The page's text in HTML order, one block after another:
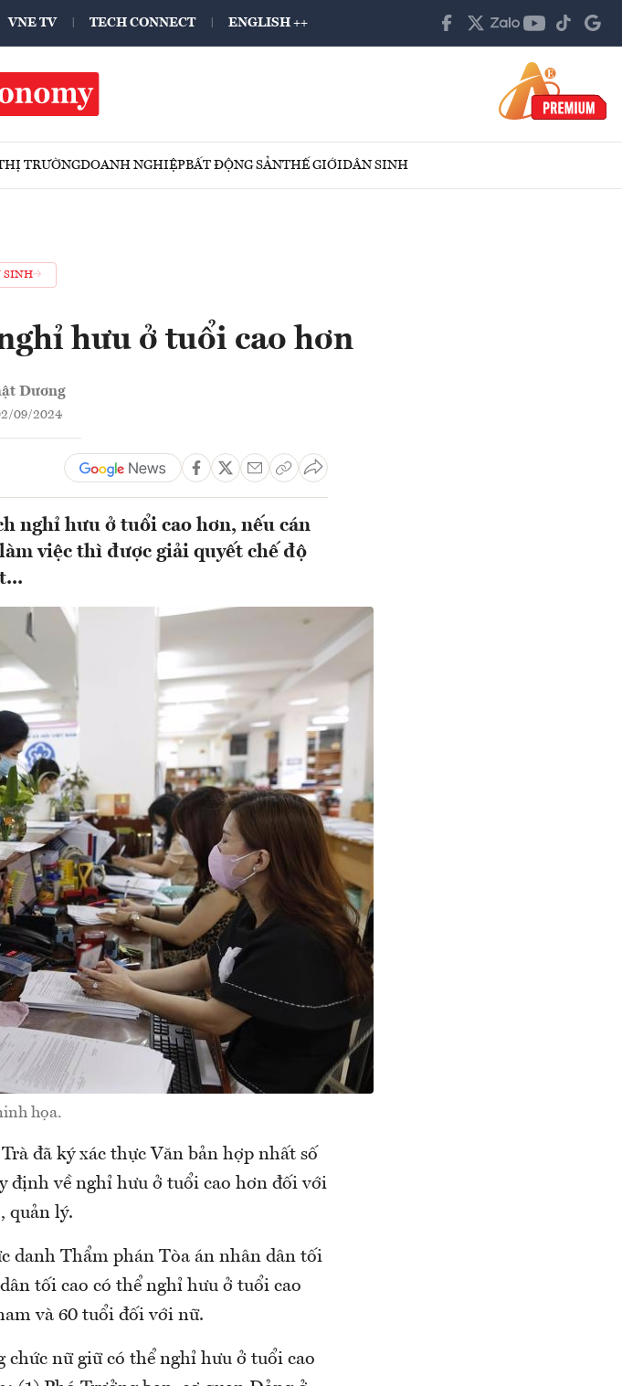
VNE TV TECH CONNECT ENGLISH ++
TRƯỜNGDOANH NGHIỆPBẤT ĐỘNG SẢNTHẾ GIỚIDÂN SINH
SINH
hưu ở tuổi cao hơn
Dương
09/2024
nghỉ hưu ở tuổi cao hơn, nếu cán
việc thì được giải quyết chế độ
họa.
đã ký xác thực Văn bản hợp nhất số
về nghỉ hưu ở tuổi cao hơn đối với
quản lý.
danh Thẩm phán Tòa án nhân dân tối
tối cao có thể nghỉ hưu ở tuổi cao
và 60 tuổi đối với nữ.
chức nữ giữ có thể nghỉ hưu ở tuổi cao